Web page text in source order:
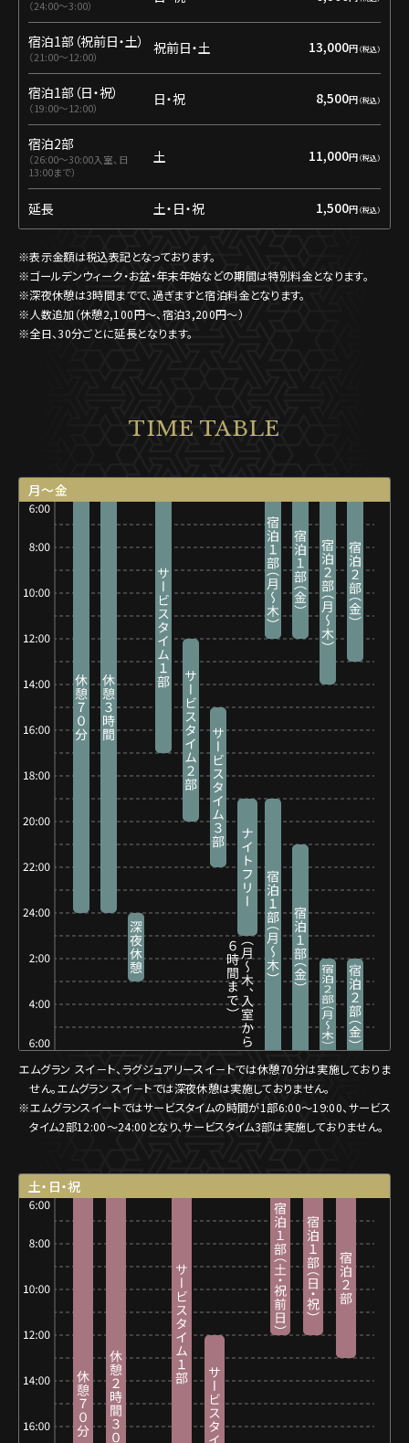
24:00〜3:00
宿泊1部（祝前日・土）
21:00〜12:00
祝前日・土 13,000円
宿泊1部（日・祝）
19:00～12:00
日・祝 8,500円
宿泊2部
26:00～30:00入室、日
13:00まで
土 11,000円
延長 土・日・祝 1,500円
※表示金額は税込表記となっております。
※ゴールデンウィーク・お盆・年末年始などの期間は特別料金となります。
※深夜休憩は3時間までで、過ぎますと宿泊料金となります。
※人数追加（休憩2,100円〜、宿泊3,200円〜）
※全日、30分ごとに延長となります。
TIME TABLE
月〜金
エムグラン スイ－ト、ラグジュアリースイ－トでは休憩70分は実施しておりま
せん。エムグラン スイ－トでは深夜休憩は実施しておりません。
※エムグランスイートではサービスタイムの時間が1部6:00〜19:00、サービス
タイム2部12:00〜24:00となり、サービスタイム3部は実施しておりません。
土・日・祝